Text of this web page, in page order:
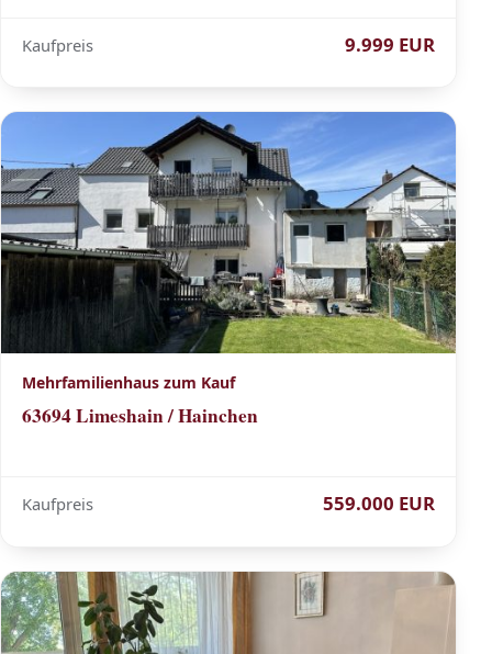
Kaufpreis 9.999 EUR
Mehrfamilienhaus zum Kauf
63694 Limeshain / Hainchen
Kaufpreis 559.000 EUR